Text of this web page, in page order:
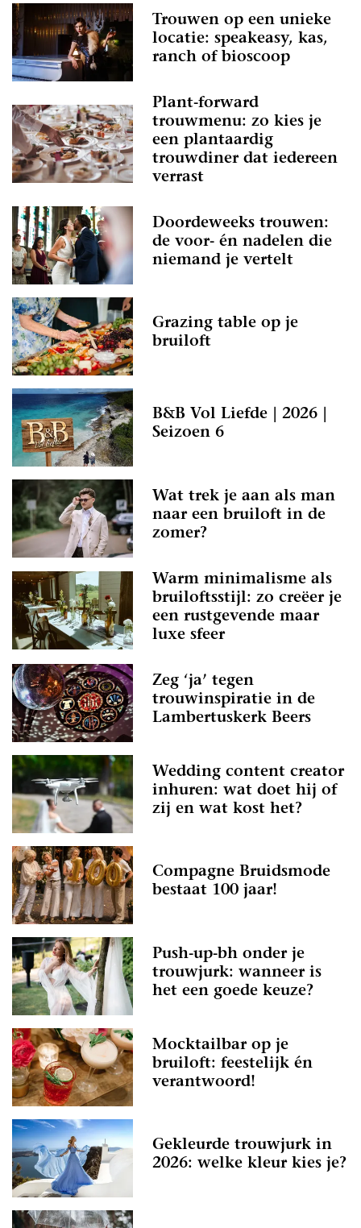
Trouwen op een unieke
locatie: speakeasy, kas,
ranch of bioscoop
Plant-forward
trouwmenu: zo kies je
een plantaardig
trouwdiner dat iedereen
verrast
Doordeweeks trouwen:
de voor- én nadelen die
niemand je vertelt
Grazing table op je
bruiloft
B&B Vol Liefde | 2026 |
Seizoen 6
Wat trek je aan als man
naar een bruiloft in de
zomer?
Warm minimalisme als
bruiloftsstijl: zo creëer je
een rustgevende maar
luxe sfeer
Zeg ‘ja’ tegen
trouwinspiratie in de
Lambertuskerk Beers
Wedding content creator
inhuren: wat doet hij of
zij en wat kost het?
Compagne Bruidsmode
bestaat 100 jaar!
Push-up-bh onder je
trouwjurk: wanneer is
het een goede keuze?
Mocktailbar op je
bruiloft: feestelijk én
verantwoord!
Gekleurde trouwjurk in
2026: welke kleur kies je?